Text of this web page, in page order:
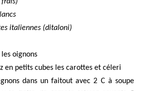
italiennes (ditaloni)
oignons
en petits cubes les carottes et céleri
dans un faitout avec 2 C à soupe